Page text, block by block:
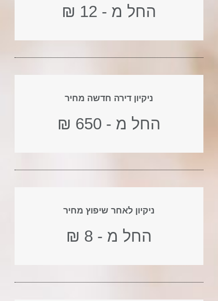
החל מ - 12 ₪
ניקיון דירה חדשה מחיר
החל מ - 650 ₪
ניקיון לאחר שיפוץ מחיר
החל מ - 8 ₪